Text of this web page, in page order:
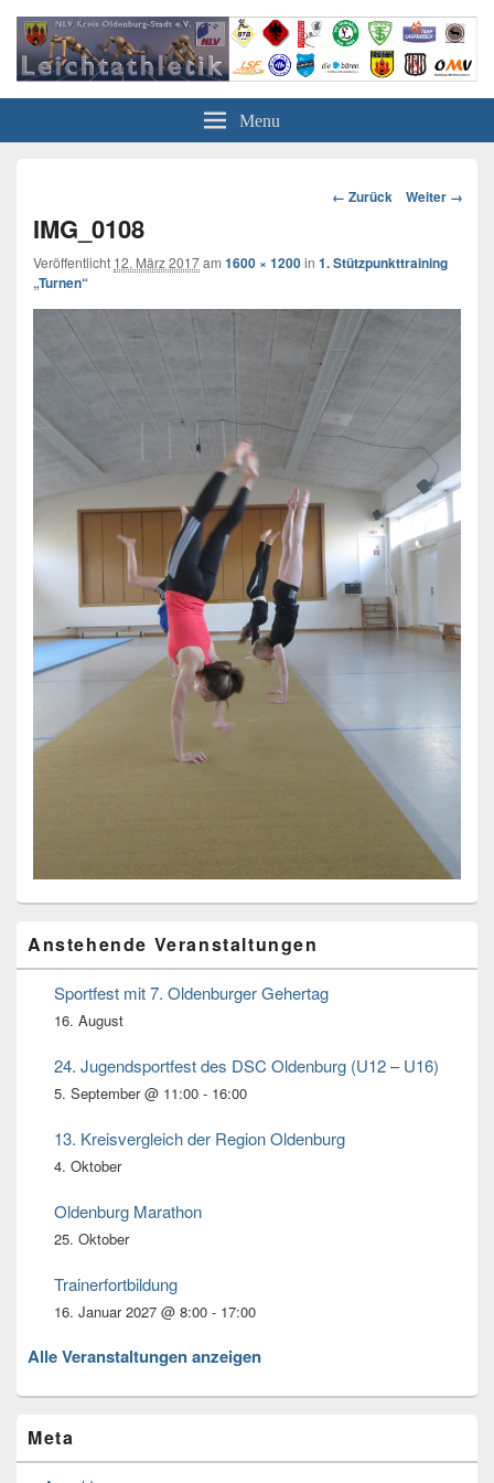
Leichtathletik in Oldenburg
NLV-Kreis Oldenburg-Stadt e.V.
Menu
Bild-
← Zurück Weiter →
IMG_0108
Veröffentlicht 12. März 2017am 1600 × 1200in 1. Stützpunkttraining
„Turnen“
Seitenleisten
Widget-
Bereich
Anstehende Veranstaltungen
Sportfest mit 7. Oldenburger Gehertag
16. August
24. Jugendsportfest des DSC Oldenburg (U12 – U16)
5. September @ 11:00 - 16:00
13. Kreisvergleich der Region Oldenburg
4. Oktober
Oldenburg Marathon
25. Oktober
Trainerfortbildung
16. Januar 2027 @ 8:00 - 17:00
Alle Veranstaltungen anzeigen
Meta